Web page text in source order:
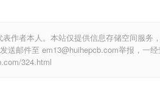
作者本人。本站仅提供信息存储空间服务
邮件至 em13@huihepcb.com举报，一经
324.html